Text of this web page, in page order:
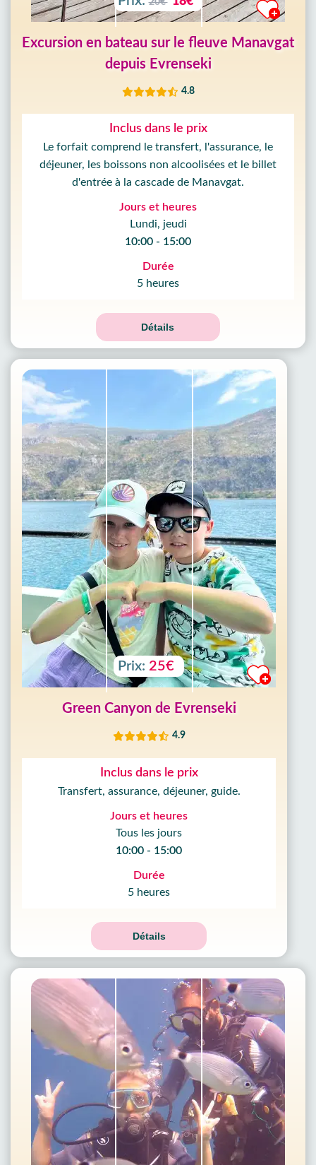
20€
Excursion en bateau sur le fleuve Manavgat
depuis Evrenseki
4.8
Inclus dans le prix
Le forfait comprend le transfert, l'assurance, le
déjeuner, les boissons non alcoolisées et le billet
d'entrée à la cascade de Manavgat.
Jours et heures
Lundi, jeudi
10:00 - 15:00
Durée
5 heures
Détails
Prix: 25€
Green Canyon de Evrenseki
4.9
Inclus dans le prix
Transfert, assurance, déjeuner, guide.
Jours et heures
Tous les jours
10:00 - 15:00
Durée
5 heures
Détails